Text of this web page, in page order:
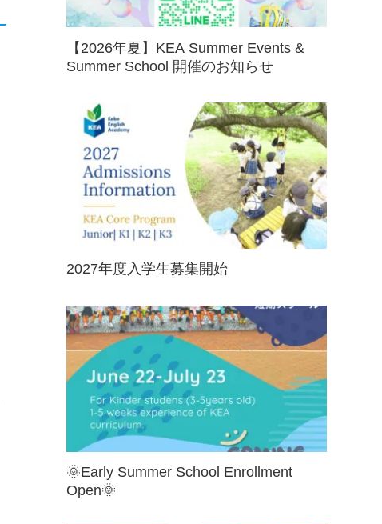
【2026年夏】KEA Summer Events &
Summer School 開催のお知らせ
2027年度入学生募集開始
🌞Early Summer School Enrollment
Open🌞